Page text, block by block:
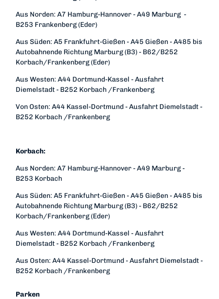
Aus Norden: A7 Hamburg-Hannover - A49 Marburg -
B253 Frankenberg (Eder)
Aus Süden: A5 Frankfuhrt-Gießen - A45 Gießen - A485 bis
Autobahnende Richtung Marburg (B3) - B62/B252
Korbach/Frankenberg (Eder)
Aus Westen: A44 Dortmund-Kassel - Ausfahrt
Diemelstadt - B252 Korbach /Frankenberg
Von Osten: A44 Kassel-Dortmund - Ausfahrt Diemelstadt -
B252 Korbach /Frankenberg
Korbach:
Aus Norden: A7 Hamburg-Hannover - A49 Marburg -
B253 Korbach
Aus Süden: A5 Frankfuhrt-Gießen - A45 Gießen - A485 bis
Autobahnende Richtung Marburg (B3) - B62/B252
Korbach/Frankenberg (Eder)
Aus Westen: A44 Dortmund-Kassel - Ausfahrt
Diemelstadt - B252 Korbach /Frankenberg
Aus Osten: A44 Kassel-Dortmund - Ausfahrt Diemelstadt -
B252 Korbach /Frankenberg
Parken